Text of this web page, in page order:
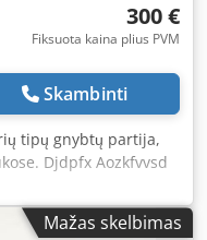
300 €
Fiksuota kaina plius PVM
Skambinti
tipų gnybtų partija,
Djdpfx Aozkfvvsd
Mažas skelbimas